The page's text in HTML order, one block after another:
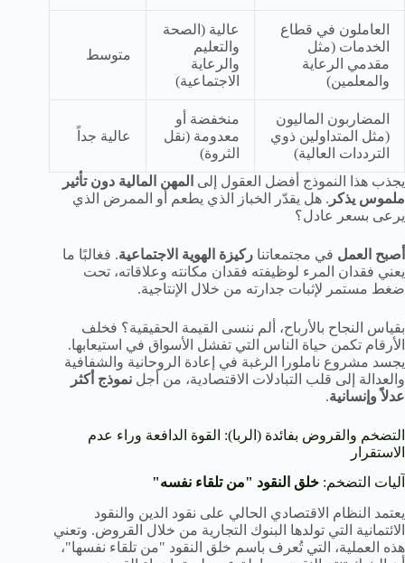
العاملون في قطاع
الخدمات (مثل
مقدمي الرعاية
والمعلمين)
عالية (الصحة
والتعليم
والرعاية
الاجتماعية)
متوسط
المضاربون الماليون
(مثل المتداولين ذوي
الترددات العالية)
منخفضة أو
معدومة (نقل
الثروة)
عالية جداً
يجذب هذا النموذج أفضل العقول إلى المهن المالية دون تأثير
ملموس يذكر . هل يقدّر الخباز الذي يطعم أو الممرض الذي
يرعى بسعر عادل؟
أصبح العمل في مجتمعاتنا ركيزة الهوية الاجتماعية. فغالبًا ما
يعني فقدان المرء لوظيفته فقدان مكانته وعلاقاته، تحت
ضغط مستمر لإثبات جدارته من خلال الإنتاجية.
بقياس النجاح بالأرباح، ألم ننسى القيمة الحقيقية؟ فخلف
الأرقام تكمن حياة الناس التي تفشل الأسواق في استيعابها.
يجسد مشروع ناملورا الرغبة في إعادة الروحانية والشفافية
والعدالة إلى قلب التبادلات الاقتصادية، من أجل نموذج أكثر
عدلاً وإنسانية.
التضخم والقروض بفائدة (الربا): القوة الدافعة وراء عدم
الاستقرار
آليات التضخم: خلق النقود "من تلقاء نفسه"
يعتمد النظام الاقتصادي الحالي على نقود الدين والنقود
الائتمانية التي تولدها البنوك التجارية من خلال القروض. وتعني
هذه العملية، التي تُعرف باسم خلق النقود "من تلقاء نفسها"،